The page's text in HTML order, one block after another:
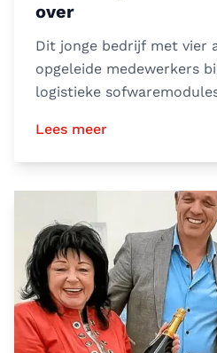
over
Dit jonge bedrijf met vier
opgeleide medewerkers
logistieke
Lees meer